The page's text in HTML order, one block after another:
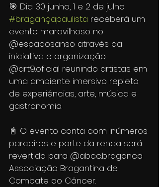
🎯 Dia 30 junho, 1 e 2 de julho
#bragançapaulista receberá um
evento maravilhoso no
@espacosanso através da
iniciativa e organização
@art9.oficial reunindo artistas em
uma ambiente imersivo repleto
de experiências, arte, música e
gastronomia.
📓 O evento conta com inúmeros
parceiros e parte da renda será
revertida para @abcc.braganca
Associação Bragantina de
Combate ao Câncer.